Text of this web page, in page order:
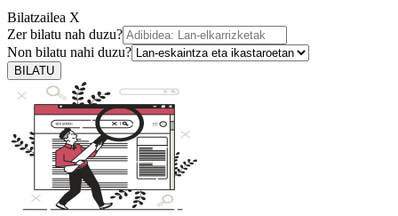
Bilatzailea X
Zer bilatu nah duzu?
Non bilatu nahi duzu?
BILATU